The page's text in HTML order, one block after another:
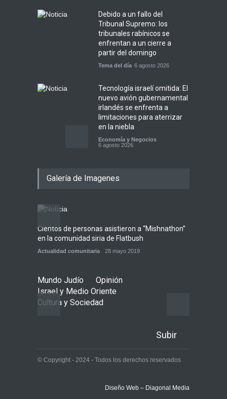
Debido a un fallo del
Tribunal Supremo: los
tribunales rabínicos se
enfrentan a un cierre a
partir del domingo
Tema del día 6 agosto 2026
Tecnología israelí omitida: El
nuevo avión gubernamental
irlandés se enfrenta a
limitaciones para aterrizar
en la niebla
Economía y Negocios
6 agosto 2026
Opinión
Jerusalem, cumpliendo así
su último deseo
Mundo Judío 5 agosto 2026
Galería de Imagenes
Cientos de personas asistieron a “Mishnathon”
en la comunidad siria de Flatbush
Actualidad comunitaria 28 mayo 2019
Mundo Judío
Opinión
Israel y Medio Oriente
Cultura y Sociedad
Subir
© Copyright - 2024 - Todos los derechos reservados
Diseño Web – Diagonal Media